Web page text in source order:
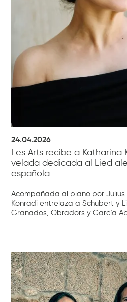
24.04.2026
Les Arts recibe a Katharina
velada dedicada al Lied
española
Acompañada al piano por
Konradi entrelaza a Schubert y
Granados, Obradors y García